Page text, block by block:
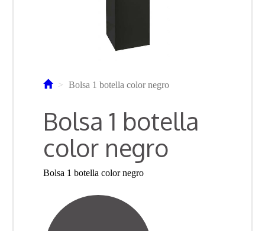
Bolsa 1 botella color negro
Bolsa 1 botella
color negro
Bolsa 1 botella color negro